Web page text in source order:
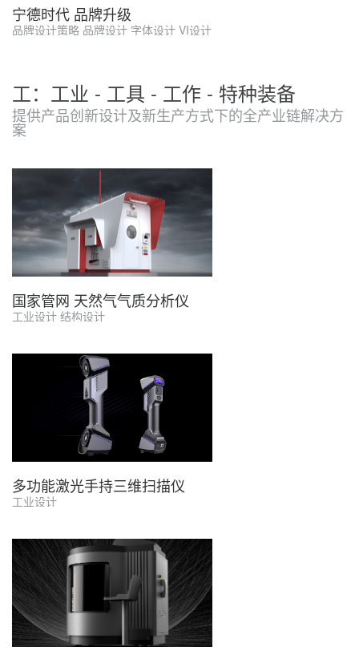
宁德时代 品牌升级
品牌设计策略 品牌设计 字体设计 VI设计
工：工业 - 工具 - 工作 - 特种装备
提供产品创新设计及新生产方式下的全产业链解决方
案
国家管网 天然气气质分析仪
工业设计 结构设计
多功能激光手持三维扫描仪
工业设计